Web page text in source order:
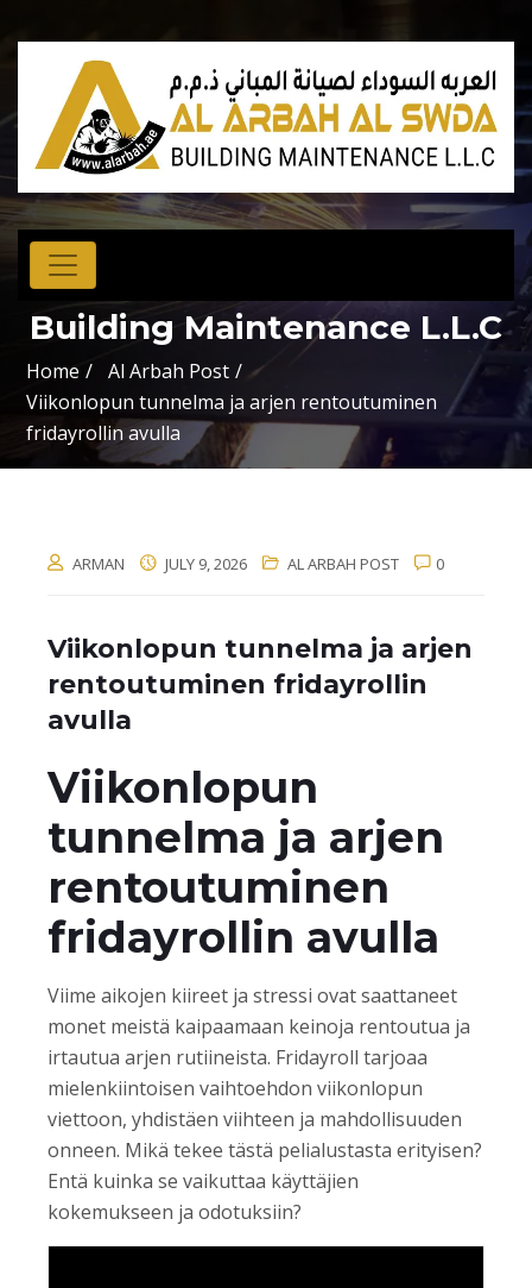
Building Maintenance L.L.C
Home
Al Arbah Post
Viikonlopun tunnelma ja arjen rentoutuminen
fridayrollin avulla
ARMAN JULY 9, 2026 AL ARBAH POST 0
Viikonlopun tunnelma ja arjen
rentoutuminen fridayrollin
avulla
Viikonlopun
tunnelma ja arjen
rentoutuminen
fridayrollin avulla
Viime aikojen kiireet ja stressi ovat saattaneet
monet meistä kaipaamaan keinoja rentoutua ja
irtautua arjen rutiineista. Fridayroll tarjoaa
mielenkiintoisen vaihtoehdon viikonlopun
viettoon, yhdistäen viihteen ja mahdollisuuden
onneen. Mikä tekee tästä pelialustasta erityisen?
Entä kuinka se vaikuttaa käyttäjien
kokemukseen ja odotuksiin?